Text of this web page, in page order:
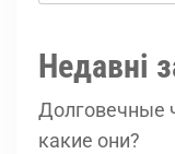
Недавні
Долговечные
какие они?